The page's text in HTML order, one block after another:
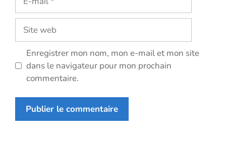
mail
web
Enregistrer mon nom, mon e-mail et mon site
dans le navigateur pour mon prochain
commentaire.